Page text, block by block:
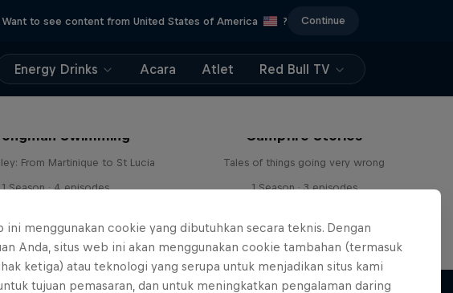
Want to see content from United States of America ? Continue
Energy Drinks Acara Atlet Red Bull TV
Swimming
From Martinique to St Lucia
1 Season · 4 episodes
Campfire Stories
Tales of things going very wrong
1 Season · 3 episodes
ini menggunakan cookie yang dibutuhkan secara teknis. Dengan
Anda, situs web ini akan menggunakan cookie tambahan (termasuk
ketiga) atau teknologi yang serupa untuk menjadikan situs kami
tujuan pemasaran, dan untuk meningkatkan pengalaman daring